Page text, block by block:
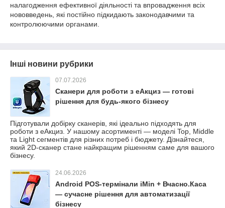
налагодження ефективної діяльності та впровадження всіх
нововведень, які постійно підкидають законодавчими та
контролюючими органами.
Інші новини рубрики
07.07.2026
Сканери для роботи з еАкциз — готові
рішення для будь-якого бізнесу
Підготували добірку сканерів, які ідеально підходять для
роботи з еАкциз. У нашому асортименті — моделі Top, Middle
та Light сегментів для різних потреб і бюджету. Дізнайтеся,
який 2D-сканер стане найкращим рішенням саме для вашого
бізнесу.
24.06.2026
Android POS-термінали iMin + Вчасно.Каса
— сучасне рішення для автоматизації
бізнесу